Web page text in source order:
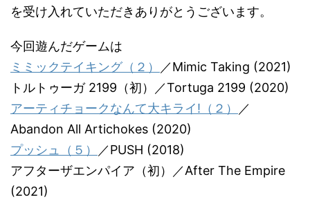
を受け入れていただきありがとうございます。
今回遊んだゲームは
ミミックテイキング（２）
／Mimic Taking (2021)
トルトゥーガ 2199（初）／Tortuga 2199 (2020)
アーティチョークなんて大キライ!（２）
／
Abandon All Artichokes (2020)
プッシュ（５）
／PUSH (2018)
アフターザエンパイア（初）／After The Empire
(2021)